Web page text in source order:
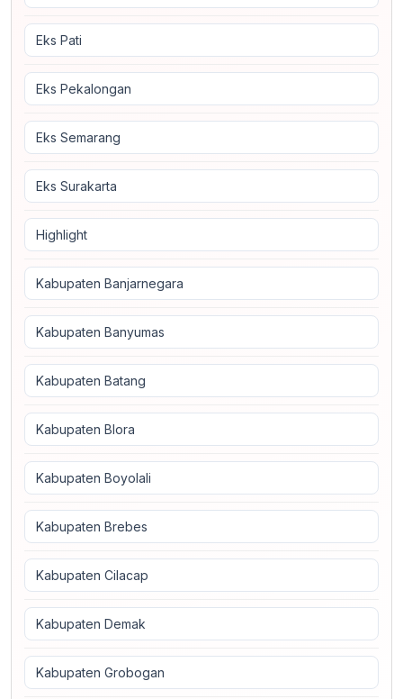
Eks Pati
Eks Pekalongan
Eks Semarang
Eks Surakarta
Highlight
Kabupaten Banjarnegara
Kabupaten Banyumas
Kabupaten Batang
Kabupaten Blora
Kabupaten Boyolali
Kabupaten Brebes
Kabupaten Cilacap
Kabupaten Demak
Kabupaten Grobogan